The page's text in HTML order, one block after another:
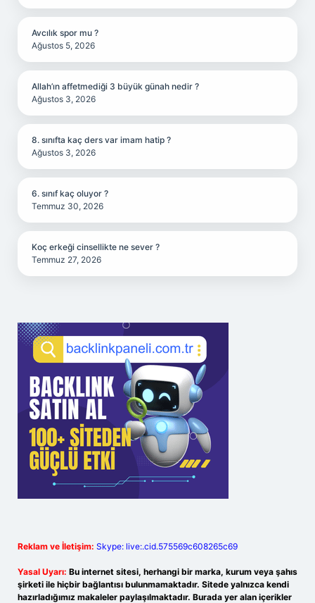
Avcılık spor mu ?
Ağustos 5, 2026
Allah’ın affetmediği 3 büyük günah nedir ?
Ağustos 3, 2026
8. sınıfta kaç ders var imam hatip ?
Ağustos 3, 2026
6. sınıf kaç oluyor ?
Temmuz 30, 2026
Koç erkeği cinsellikte ne sever ?
Temmuz 27, 2026
Reklam ve İletişim: Skype: live:.cid.575569c608265c69
Yasal Uyarı: Bu internet sitesi, herhangi bir marka, kurum veya şahıs
şirketi ile hiçbir bağlantısı bulunmamaktadır. Sitede yalnızca kendi
hazırladığımız makaleler paylaşılmaktadır. Burada yer alan içerikler